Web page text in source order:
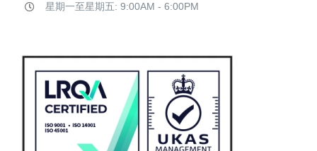
星期一至星期五: 9:00AM - 6:00PM